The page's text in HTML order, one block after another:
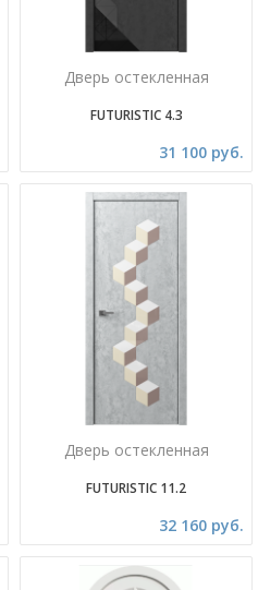
Дверь остекленная
FUTURISTIC 4.3
31 100 руб.
Дверь остекленная
FUTURISTIC 11.2
32 160 руб.